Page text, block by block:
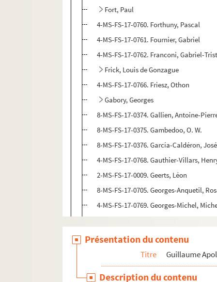
Fort, Paul
4-MS-FS-17-0760. Forthuny, Pascal
4-MS-FS-17-0761. Fournier, Gabriel
4-MS-FS-17-0762. Franconi, Gabriel-
Frick, Louis de Gonzague
4-MS-FS-17-0766. Friesz, Othon
Gabory, Georges
8-MS-FS-17-0374. Gallien, Antoine-
8-MS-FS-17-0375. Gambedoo, O. W.
8-MS-FS-17-0376. García-Caldéron, José
4-MS-FS-17-0768. Gauthier-Villars,
2-MS-FS-17-0009. Geerts, Léon
8-MS-FS-17-0705. Georges-Anquetil,
4-MS-FS-17-0769. Georges-Michel,
4-MS-FS-17-0770. Gide, André
Gleizes, Albert
Golberg, Mécislas
Présentation du contenu
Titre Guillaume
Description du contenu